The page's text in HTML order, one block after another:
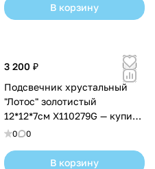
В корзину
3 200 ₽
Подсвечник хрустальный
"Лотос" золотистый
12*12*7см X110279G — купить
в Ставрополе с доставкой
0 0
В корзину